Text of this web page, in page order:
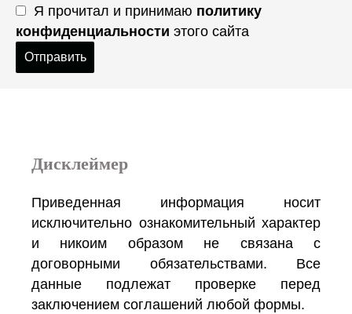
Я прочитал и принимаю политику
конфиденциальности этого сайта
Отправить
Дисклеймер
Приведенная информация носит
исключительно ознакомительный характер
и никоим образом не связана с
договорными обязательствами. Все
данные подлежат проверке перед
заключением соглашений любой формы.